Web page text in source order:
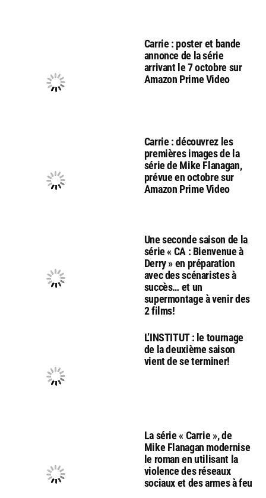
Carrie : poster et bande
annonce de la série
arrivant le 7 octobre sur
Amazon Prime Video
Carrie : découvrez les
premières images de la
série de Mike Flanagan,
prévue en octobre sur
Amazon Prime Video
Une seconde saison de la
série « CA : Bienvenue à
Derry » en préparation
avec des scénaristes à
succès… et un
supermontage à venir des
2 films!
L’INSTITUT : le tournage
de la deuxième saison
vient de se terminer!
La série « Carrie », de
Mike Flanagan modernise
le roman en utilisant la
violence des réseaux
sociaux et des armes à feu